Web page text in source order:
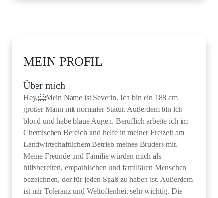
MEIN PROFIL
Über mich
Hey,🤗Mein Name ist Severin. Ich bin ein 188 cm
großer Mann mit normaler Statur. Außerdem bin ich
blond und habe blaue Augen. Beruflich arbeite ich im
Chemischen Bereich und helfe in meiner Freizeit am
Landwirtschaftlichem Betrieb meines Bruders mit.
Meine Freunde und Familie würden mich als
hilfsbereiten, empathischen und familiären Menschen
bezeichnen, der für jeden Spaß zu haben ist. Außerdem
ist mir Toleranz und Weltoffenheit sehr wichtig. Die